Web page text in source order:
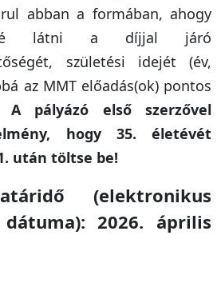
abban a formában, ahogy
látni a díjjal járó
születési idejét (év,
az MMT előadás(ok) pontos
A pályázó első szerzővel
hogy 35. életévét
után töltse be!
(elektronikus
2026. április